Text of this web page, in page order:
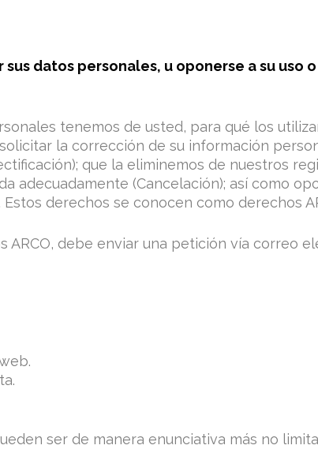
datos personales, u oponerse a su uso
tenemos de usted, para qué los
la corrección de su información
que la eliminemos de nuestros
adecuadamente (Cancelación); así como
derechos se conocen como derechos
ARCO, debe enviar una petición vía correo
ser de manera enunciativa más no